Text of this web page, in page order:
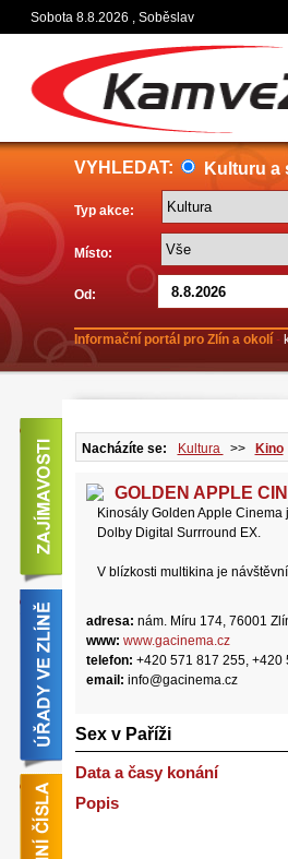
Sobota 8.8.2026 , Soběslav
VYHLEDAT: Kulturu a
Typ akce:
Místo:
Od:
Informační portál pro Zlín a okolí-
Nacházíte se: Kultura >> Kino
GOLDEN APPLE
Kinosály Golden Apple
Dolby Digital Surrround EX.
V blízkosti multikina je
adresa: nám. Míru 174, 76001
www: www.gacinema.cz
telefon: +420 571 817 255, +420
email: info@gacinema.cz
Sex v Paříži
Data a časy konání
Popis